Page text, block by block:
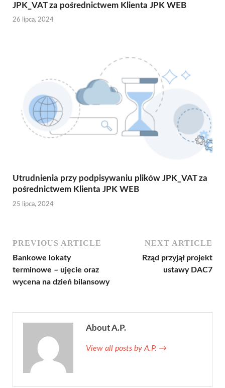
JPK_VAT za pośrednictwem Klienta JPK WEB
26 lipca, 2024
Utrudnienia przy podpisywaniu plików JPK_VAT za
pośrednictwem Klienta JPK WEB
25 lipca, 2024
PREVIOUS ARTICLE
Bankowe lokaty
terminowe – ujęcie oraz
wycena na dzień bilansowy
NEXT ARTICLE
Rząd przyjął projekt
ustawy DAC7
About A.P.
View all posts by A.P. →